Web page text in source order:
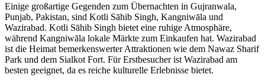
Einige großartige Gegenden zum Übernachten in Gujranwala,
Punjab, Pakistan, sind Kotli Sāhib Singh, Kangniwāla und
Wazirabad. Kotli Sāhib Singh bietet eine ruhige Atmosphäre,
während Kangniwāla lokale Märkte zum Einkaufen hat. Wazirabad
ist die Heimat bemerkenswerter Attraktionen wie dem Nawaz Sharif
Park und dem Sialkot Fort. Für Erstbesucher ist Wazirabad am
besten geeignet, da es reiche kulturelle Erlebnisse bietet.